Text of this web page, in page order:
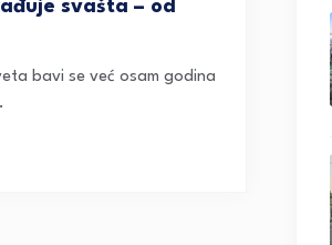
svašta – od
bavi se već osam godina